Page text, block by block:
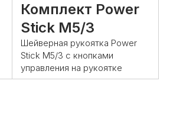
Комплект Power
Stick M5/3
Шейверная рукоятка Power
Stick M5/3 с кнопками
управления на рукоятке